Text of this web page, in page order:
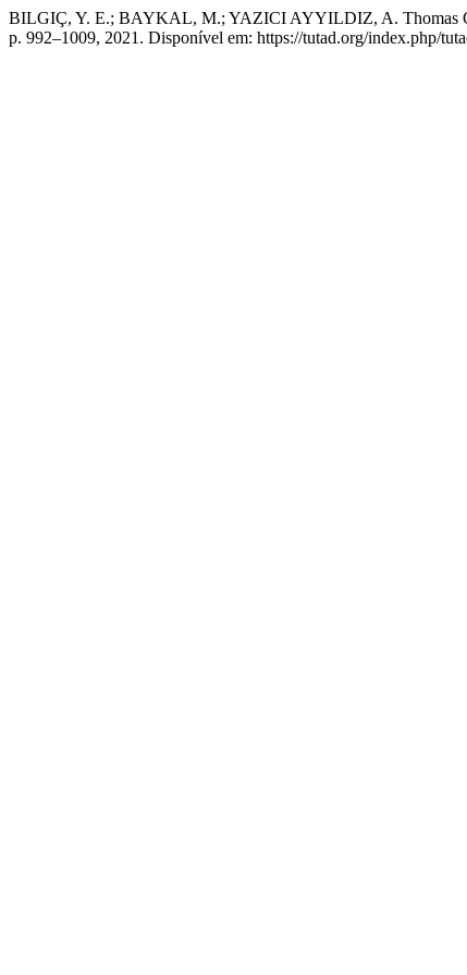
BILGIÇ, Y. E.; BAYKAL, M.; YAZICI AYYILDIZ, A. Thomas
p. 992–1009, 2021. Disponível em: https://tutad.org/index.php/